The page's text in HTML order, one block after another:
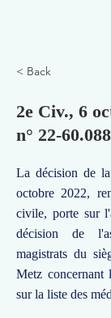
< Back
2e Civ., 6
n° 22-60.088
La décision de
octobre 2022,
civile, porte sur
décision de
magistrats du
Metz concernant
sur la liste des